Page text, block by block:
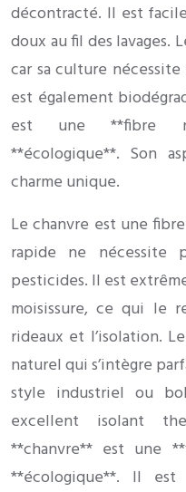
décontracté. Il est
doux au fil des lavages.
car sa culture
est également
est une **fibre
**écologique**. Son
charme unique.
Le chanvre est une
rapide ne nécessite
pesticides. Il est
moisissure, ce qui le
rideaux et l’isolation.
naturel qui s’intègre
style industriel ou
excellent isolant
**chanvre** est une
**écologique**. Il